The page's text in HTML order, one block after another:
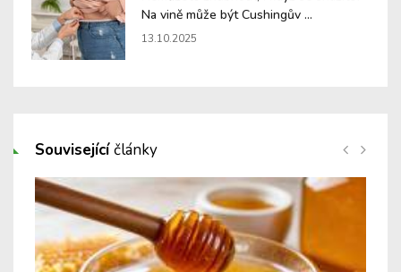
Na vině může být Cushingův ...
13.10.2025
Souvisejícíčlánky